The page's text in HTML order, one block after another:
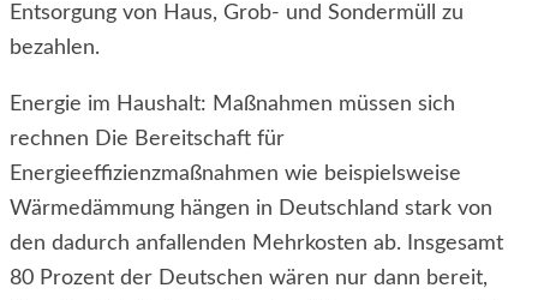
Entsorgung von Haus, Grob- und Sondermüll zu
bezahlen.
Energie im Haushalt: Maßnahmen müssen sich
rechnen Die Bereitschaft für
Energieeffizienzmaßnahmen wie beispielsweise
Wärmedämmung hängen in Deutschland stark von
den dadurch anfallenden Mehrkosten ab. Insgesamt
80 Prozent der Deutschen wären nur dann bereit,